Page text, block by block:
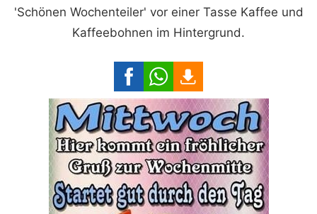
'Schönen Wochenteiler' vor einer Tasse Kaffee und
Kaffeebohnen im Hintergrund.